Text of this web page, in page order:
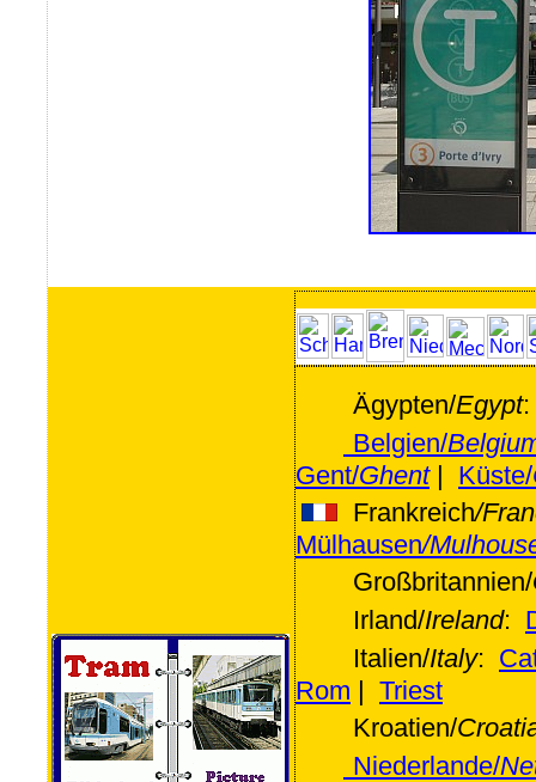
Ägypten/Egypt
Belgien/
Gent/Ghent| Küste/
Frankreich/
Mülhausen/
Großbritannien/
Irland/Ireland:
Italien/Italy:
Rom | Triest
Kroatien/
Niederlande/